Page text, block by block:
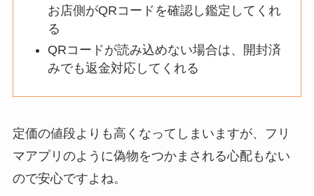
お店側がQRコードを確認し鑑定してくれ
る
QRコードが読み込めない場合は、開封済
みでも返金対応してくれる
定価の値段よりも高くなってしまいますが、フリ
マアプリのように偽物をつかまされる心配もない
ので安心ですよね。